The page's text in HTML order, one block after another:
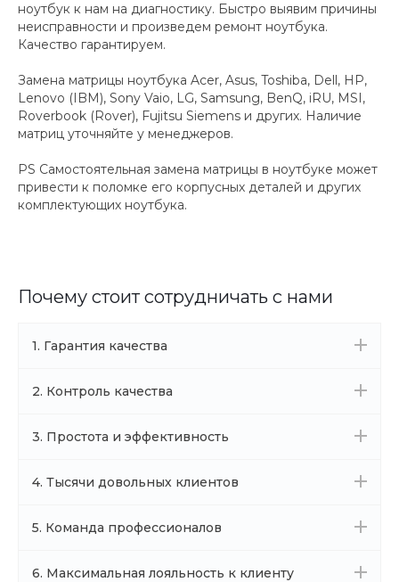
ноутбук к нам на диагностику. Быстро выявим причины
неисправности и произведем ремонт ноутбука.
Качество гарантируем.
Замена матрицы ноутбука Acer, Asus, Toshiba, Dell, HP,
Lenovo (IBM), Sony Vaio, LG, Samsung, BenQ, iRU, MSI,
Roverbook (Rover), Fujitsu Siemens и других. Наличие
матриц уточняйте у менеджеров.
PS Самостоятельная замена матрицы в ноутбуке может
привести к поломке его корпусных деталей и других
комплектующих ноутбука.
Почему стоит сотрудничать с нами
1. Гарантия качества
2. Контроль качества
3. Простота и эффективность
4. Тысячи довольных клиентов
5. Команда профессионалов
6. Максимальная лояльность к клиенту